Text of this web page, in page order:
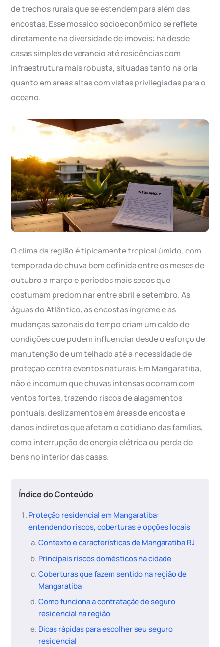
de trechos rurais que se estendem para além das
encostas. Esse mosaico socioeconômico se reflete
diretamente na diversidade de imóveis: há desde
casas simples de veraneio até residências com
infraestrutura mais robusta, situadas tanto na orla
quanto em áreas altas com vistas privilegiadas para o
oceano.
O clima da região é tipicamente tropical úmido, com
temporada de chuva bem definida entre os meses de
outubro a março e períodos mais secos que
costumam predominar entre abril e setembro. As
águas do Atlântico, as encostas íngreme e as
mudanças sazonais do tempo criam um caldo de
condições que podem influenciar desde o esforço de
manutenção de um telhado até a necessidade de
proteção contra eventos naturais. Em Mangaratiba,
não é incomum que chuvas intensas ocorram com
ventos fortes, trazendo riscos de alagamentos
pontuais, deslizamentos em áreas de encosta e
danos indiretos que afetam o cotidiano das famílias,
como interrupção de energia elétrica ou perda de
bens no interior das casas.
Índice do Conteúdo
Proteção residencial em Mangaratiba:
entendendo riscos, coberturas e opções locais
Contexto e características de Mangaratiba RJ
Principais riscos domésticos na cidade
Coberturas que fazem sentido na região de
Mangaratiba
Como funciona a contratação de seguro
residencial na região
Dicas rápidas para escolher seu seguro
residencial